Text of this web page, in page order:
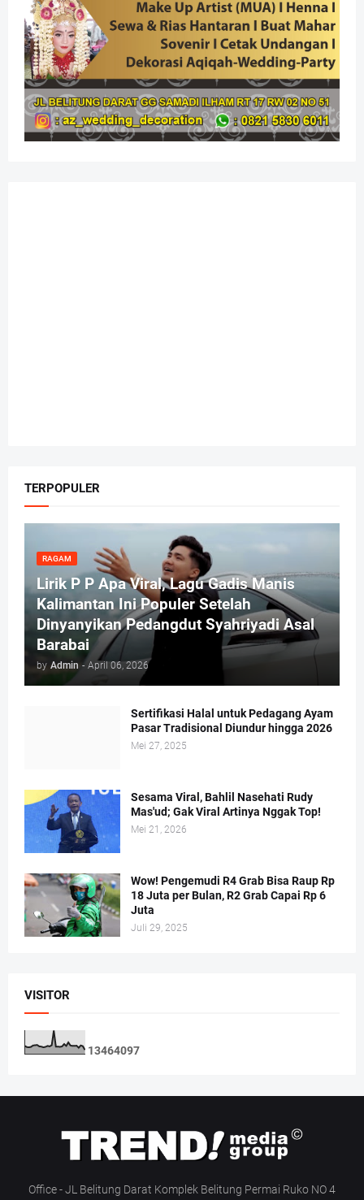
TERPOPULER
RAGAM
Lirik P P Apa Viral, Lagu Gadis Manis
Kalimantan Ini Populer Setelah
Dinyanyikan Pedangdut Syahriyadi Asal
Barabai
by Admin - April 06, 2026
Sertifikasi Halal untuk Pedagang Ayam
Pasar Tradisional Diundur hingga 2026
Mei 27, 2025
Sesama Viral, Bahlil Nasehati Rudy
Mas'ud; Gak Viral Artinya Nggak Top!
Mei 21, 2026
Wow! Pengemudi R4 Grab Bisa Raup Rp
18 Juta per Bulan, R2 Grab Capai Rp 6
Juta
Juli 29, 2025
VISITOR
13464097
Office - JL Belitung Darat Komplek Belitung Permai Ruko NO 4